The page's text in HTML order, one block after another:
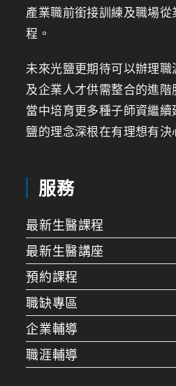
產業職前銜接訓練及職場
程。
未來光鹽更期待可以辦理
及企業人才供需整合的進
當中培育更多種子師資繼
鹽的理念深根在有理想有決
服務
最新生醫課程
最新生醫講座
預約課程
職缺專區
企業輔導
職涯輔導